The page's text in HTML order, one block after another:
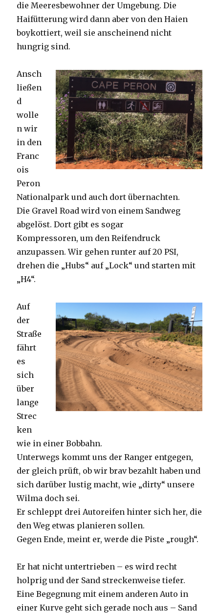
die Meeresbewohner der Umgebung. Die
Haifütterung wird dann aber von den Haien
boykottiert, weil sie anscheinend nicht
hungrig sind.
Ansch
ließen
d
wolle
n wir
in den
Franc
ois
Peron
Nationalpark und auch dort übernachten.
Die Gravel Road wird von einem Sandweg
abgelöst. Dort gibt es sogar
Kompressoren, um den Reifendruck
anzupassen. Wir gehen runter auf 20 PSI,
drehen die „Hubs“ auf „Lock“ und starten mit
„H4“.
Auf
der
Straße
fährt
es
sich
über
lange
Strec
ken
wie in einer Bobbahn.
Unterwegs kommt uns der Ranger entgegen,
der gleich prüft, ob wir brav bezahlt haben und
sich darüber lustig macht, wie „dirty“ unsere
Wilma doch sei.
Er schleppt drei Autoreifen hinter sich her, die
den Weg etwas planieren sollen.
Gegen Ende, meint er, werde die Piste „rough“.
Er hat nicht untertrieben – es wird recht
holprig und der Sand streckenweise tiefer.
Eine Begegnung mit einem anderen Auto in
einer Kurve geht sich gerade noch aus – Sand